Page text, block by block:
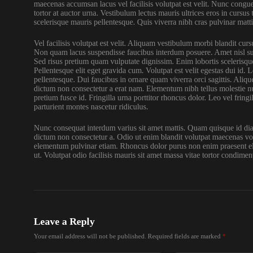
maecenas accumsan lacus vel facilisis volutpat est velit. Nunc
tortor at auctor urna. Vestibulum lectus mauris ultrices eros in
scelerisque mauris pellentesque. Quis viverra nibh cras pulvinar
Vel facilisis volutpat est velit. Aliquam vestibulum morbi blandit
Non quam lacus suspendisse faucibus interdum posuere. Amet nisl
Sed risus pretium quam vulputate dignissim. Enim lobortis
Pellentesque elit eget gravida cum. Volutpat est velit egestas dui id.
pellentesque. Dui faucibus in ornare quam viverra orci sagittis.
dictum non consectetur a erat nam. Elementum nibh tellus molestie
pretium fusce id. Fringilla urna porttitor rhoncus dolor. Leo vel
parturient montes nascetur ridiculus.
Nunc consequat interdum varius sit amet mattis. Quam quisque id
dictum non consectetur a. Odio ut enim blandit volutpat maecenas
elementum pulvinar etiam. Rhoncus dolor purus non enim praesent
ut. Volutpat odio facilisis mauris sit amet massa vitae tortor
Leave a Reply
Your email address will not be published. Required fields are marked*